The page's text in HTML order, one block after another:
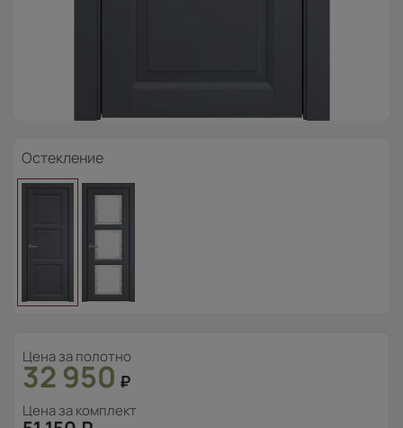
Остекление
Цена за полотно
32 950 ₽
Цена за комплект